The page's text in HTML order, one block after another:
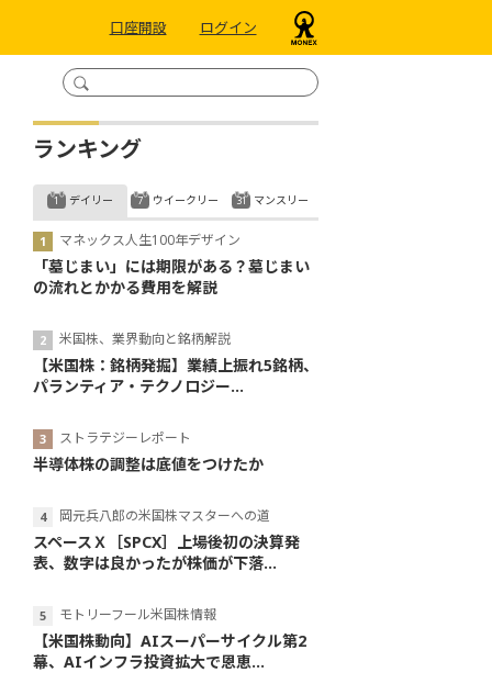
口座開設 ログイン
ランキング
デイリー
マネックス人生100年デザイン
「墓じまい」には期限がある？墓じまい
の流れとかかる費用を解説
米国株、業界動向と銘柄解説
【米国株：銘柄発掘】業績上振れ5銘柄、
パランティア・テクノロジー...
ストラテジーレポート
半導体株の調整は底値をつけたか
岡元兵八郎の米国株マスターへの道
スペースＸ［SPCX］上場後初の決算発
表、数字は良かったが株価が下落...
モトリーフール米国株情報
【米国株動向】AIスーパーサイクル第2
幕、AIインフラ投資拡大で恩恵...
ウイークリー マンスリー